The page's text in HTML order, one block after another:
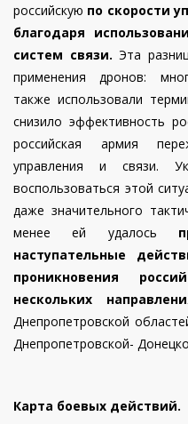
российскую по скорости
благодаря
систем связи. Эта
применения дронов:
также использовали
снизило эффективность
российская армия
управления и связи.
воспользоваться этой
даже значительного
менее ей удалось
наступательные
проникновения
нескольких
Днепропетровской
Днепропетровской-
Карта боевых действий.